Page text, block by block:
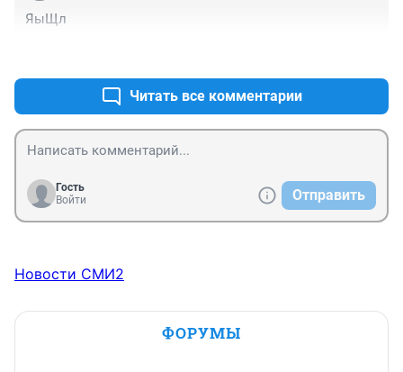
ЯыЩл
Читать все комментарии
Гость
Войти
Отправить
Новости СМИ2
ФОРУМЫ